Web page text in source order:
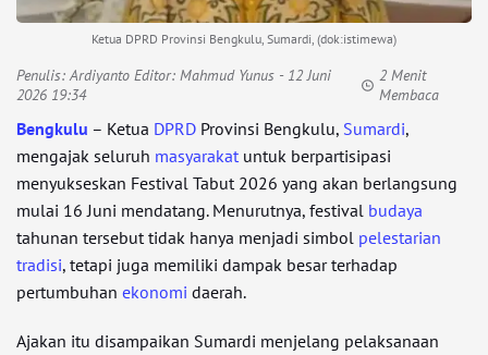
Ketua DPRD Provinsi Bengkulu, Sumardi, (dok:istimewa)
Penulis:Ardiyanto Editor: Mahmud Yunus - 12 Juni
2026 19:34
2 Menit
Membaca
Bengkulu – Ketua DPRD Provinsi Bengkulu, Sumardi,
mengajak seluruh masyarakat untuk berpartisipasi
menyukseskan Festival Tabut 2026 yang akan berlangsung
mulai 16 Juni mendatang. Menurutnya, festival budaya
tahunan tersebut tidak hanya menjadi simbol pelestarian
tradisi, tetapi juga memiliki dampak besar terhadap
pertumbuhan ekonomi daerah.
Ajakan itu disampaikan Sumardi menjelang pelaksanaan